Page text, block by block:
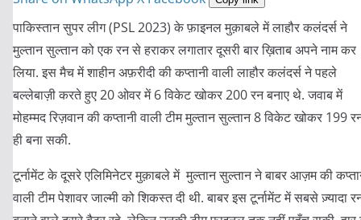
पाकिस्तान सुपर लीग(PSL 2023)के फ़ाइनल मुक़ाबले में लाहौर कलंदर्स ने
मुल्तान सुल्तान को एक रन से हराकर लगातार दूसरी बार ख़िताब अपने नाम कर
लिया.इस मैच में शाहीन अफ़रीदी की कप्तानी वाली लाहौर कलंदर्स ने पहले
बल्लेबाज़ी करते हुए20ओवर में6विकेट खोकर200रन बनाए थे.जवाब में
मोहम्मद रिज़वान की कप्तानी वाली टीम मुल्तान सुल्तान8विकेट खोकर 199
ही बना सकी.
टूर्नामेंट के दूसरे एलिमिनेटर मुक़ाबले में मुल्तान सुल्तान ने बाबर आज़म की
वाली टीम पेशावर जाल्मी को शिकस्त दी थी.बाबर इस टूर्नामेंट में सबसे ज़्यादा